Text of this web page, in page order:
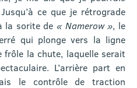
ce que je rétrograde
la sorite de« Namerow », le
qui plonge vers la ligne
la chute, laquelle serait
L’arrière part en
le contrôle de traction